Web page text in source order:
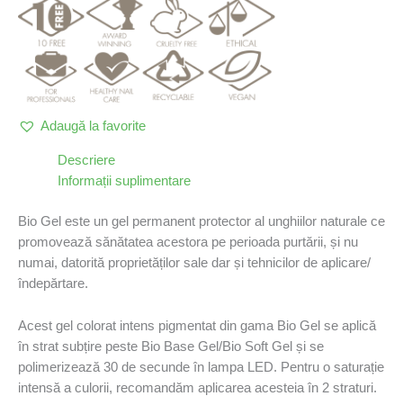
Adaugă la favorite
Descriere
Informații suplimentare
Bio Gel este un gel permanent protector al unghiilor naturale ce
promovează sănătatea acestora pe perioada purtării, și nu
numai, datorită proprietăților sale dar și tehnicilor de aplicare/
îndepărtare.
Acest gel colorat intens pigmentat din gama Bio Gel se aplică
în strat subțire peste Bio Base Gel/Bio Soft Gel și se
polimerizează 30 de secunde în lampa LED. Pentru o saturație
intensă a culorii, recomandăm aplicarea acesteia în 2 straturi.